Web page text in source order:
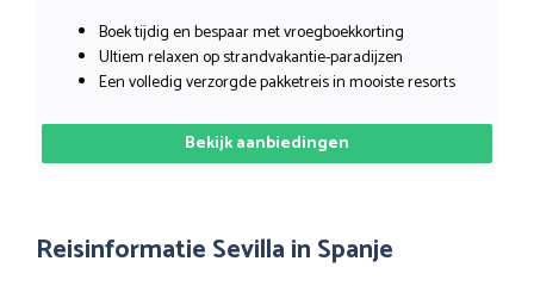
Boek tijdig en bespaar met vroegboekkorting
Ultiem relaxen op strandvakantie-paradijzen
Een volledig verzorgde pakketreis in mooiste resorts
Bekijk aanbiedingen
Reisinformatie Sevilla in Spanje